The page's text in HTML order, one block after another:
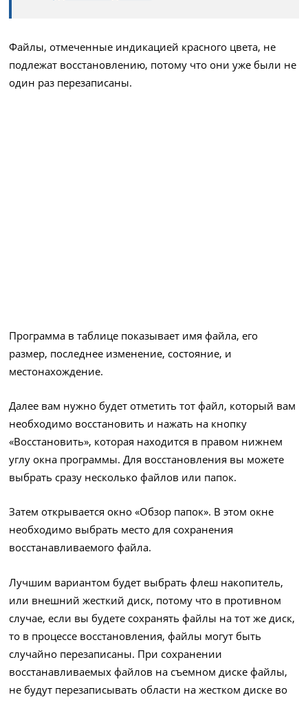
Файлы, отмеченные индикацией красного цвета, не
подлежат восстановлению, потому что они уже были не
один раз перезаписаны.
Программа в таблице показывает имя файла, его
размер, последнее изменение, состояние, и
местонахождение.
Далее вам нужно будет отметить тот файл, который вам
необходимо восстановить и нажать на кнопку
«Восстановить», которая находится в правом нижнем
углу окна программы. Для восстановления вы можете
выбрать сразу несколько файлов или папок.
Затем открывается окно «Обзор папок». В этом окне
необходимо выбрать место для сохранения
восстанавливаемого файла.
Лучшим вариантом будет выбрать флеш накопитель,
или внешний жесткий диск, потому что в противном
случае, если вы будете сохранять файлы на тот же диск,
то в процессе восстановления, файлы могут быть
случайно перезаписаны. При сохранении
восстанавливаемых файлов на съемном диске файлы,
не будут перезаписывать области на жестком диске во